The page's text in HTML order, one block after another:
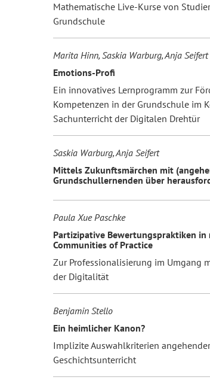
Mathematische Live-Kurse von
Grundschule
Marita Hinn, Saskia Warburg, Anja Seifert
Emotions-Profi
Ein innovatives Lernprogramm zur
Kompetenzen in der Grundschule im
Sachunterricht der Digitalen Drehtür
Saskia Warburg, Anja Seifert
Mittels Zukunftsmärchen mit
Grundschullernenden über
Paula Xue Paschke
Partizipative Bewertungspraktiken in
Communities of Practice
Zur Professionalisierung im Umgang
der Digitalität
Benjamin Stello
Ein heimlicher Kanon?
Implizite Auswahlkriterien
Geschichtsunterricht